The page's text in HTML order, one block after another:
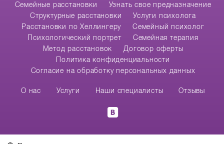
Cемейные расстановки
Узнать свое предназначение
Структурные расстановки
Услуги психолога
Расстановки по Хеллингеру
Семейный психолог
Психологический портрет
Семейная терапия
Метод расстановок
Договор оферты
Политика конфиденциальности
Согласие на обработку персональных данных
О нас Услуги Наши специалисты Отзывы